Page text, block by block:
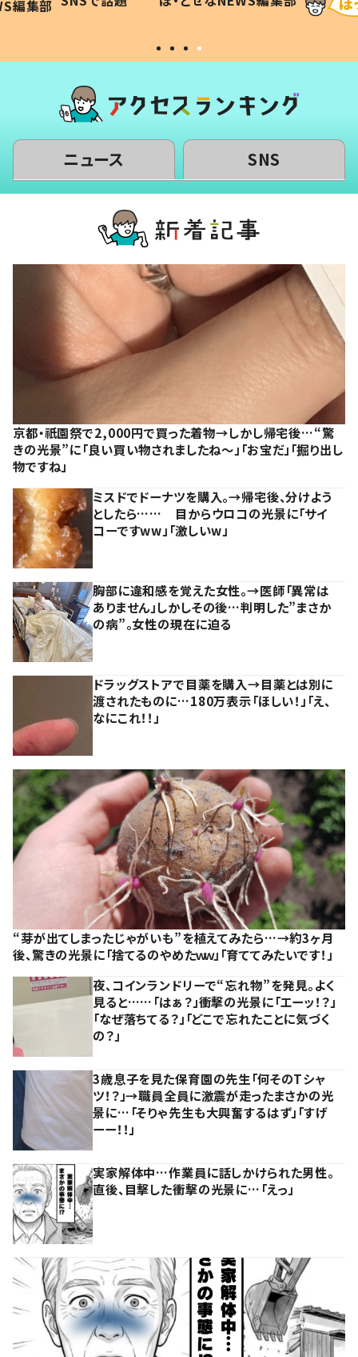
編集部 #令和の子
い」
ニュース SNS
京都・祇園祭で2,000円で買った着物→しかし帰宅後…“驚
きの光景”に「良い買い物されましたね～」「お宝だ」「掘り出し
物ですね」
ミスドでドーナツを購入。→帰宅後、分けよう
としたら…… 目からウロコの光景に「サイ
コーですww」「激しいw」
胸部に違和感を覚えた女性。→医師「異常は
ありません」しかしその後…判明した”まさか
の病”。女性の現在に迫る
ドラッグストアで目薬を購入→目薬とは別に
渡されたものに…180万表示「ほしい！」「え、
なにこれ！！」
“芽が出てしまったじゃがいも”を植えてみたら…→約3ヶ月
後、驚きの光景に「捨てるのやめたｗｗ」「育ててみたいです！」
夜、コインランドリーで“忘れ物”を発見。よく
見ると……「はぁ？」衝撃の光景に「エーッ！？」
「なぜ落ちてる？」「どこで忘れたことに気づく
の？」
3歳息子を見た保育園の先生「何そのTシャ
ツ！？」→職員全員に激震が走ったまさかの光
景に…「そりゃ先生も大興奮するはず」「すげ
ーー！！」
実家解体中…作業員に話しかけられた男性。
直後、目撃した衝撃の光景に…「えっ」